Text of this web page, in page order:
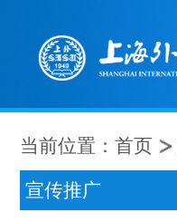
当前位置：首页
宣传推广